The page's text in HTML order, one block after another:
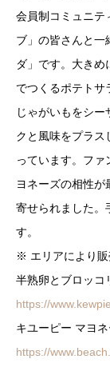
会員制コミュニテ
ブ」の皆さんと一
ダ」です。大き
でつくるポテトサ
じゃがいもをシ
クと風味をプラス
っています。フ
ヨネーズの相性
寄せられました。
す。
※ エリアにより販
半熟卵とブロッコ
https://
キユーピー マヨ
https://